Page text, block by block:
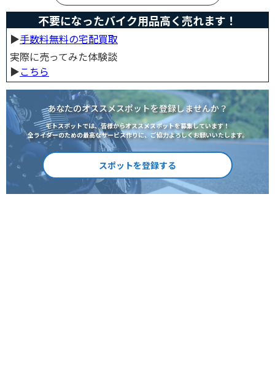
不要になったバイク用品高く売れます！
▶︎手数料無料の宅配買取
実際に売ってみた体験談
▶︎こちら
あなたのオススメスポットを登録しませんか？
モトスポットでは、皆様からオススメスポットを募集しています！
全ライダーのための最高なサービス作りに、ご協力よろしくお願いいたします。
スポットを登録する